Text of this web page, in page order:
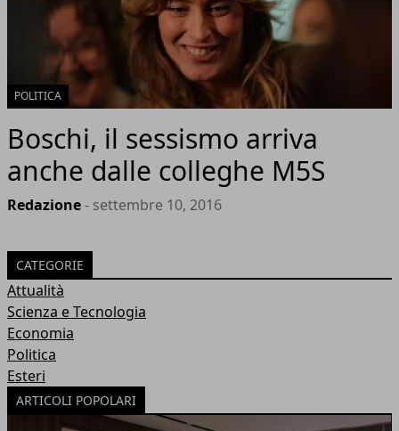
POLITICA
Boschi, il sessismo arriva
anche dalle colleghe M5S
Redazione- settembre 10, 2016
CATEGORIE
Attualità
Scienza e Tecnologia
Economia
Politica
Esteri
ARTICOLI POPOLARI